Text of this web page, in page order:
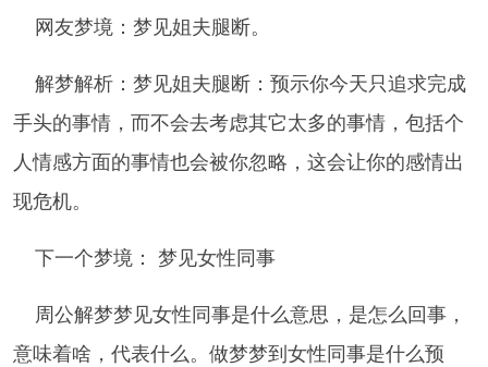
网友梦境：梦见姐夫腿断。
解梦解析：梦见姐夫腿断：预示你今天只追求完成
手头的事情，而不会去考虑其它太多的事情，包括个
人情感方面的事情也会被你忽略，这会让你的感情出
现危机。
下一个梦境： 梦见女性同事
周公解梦梦见女性同事是什么意思，是怎么回事，
意味着啥，代表什么。做梦梦到女性同事是什么预